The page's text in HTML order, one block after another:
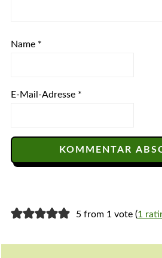
Name *
E-Mail-Adresse *
5 from 1 vote (1